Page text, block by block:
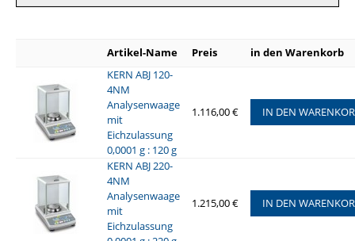
Artikel-Name Preis
in den Warenkorb
KERN ABJ 120-
4NM
Analysenwaage
mit
Eichzulassung
0,0001 g : 120 g
1.116,00 € IN DEN
KERN ABJ 220-
4NM
Analysenwaage
mit
Eichzulassung
1.215,00 € IN DEN